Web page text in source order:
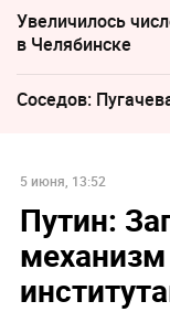
Увеличилось
в Челябинске
Соседов:
5 июня, 13:52
Путин: